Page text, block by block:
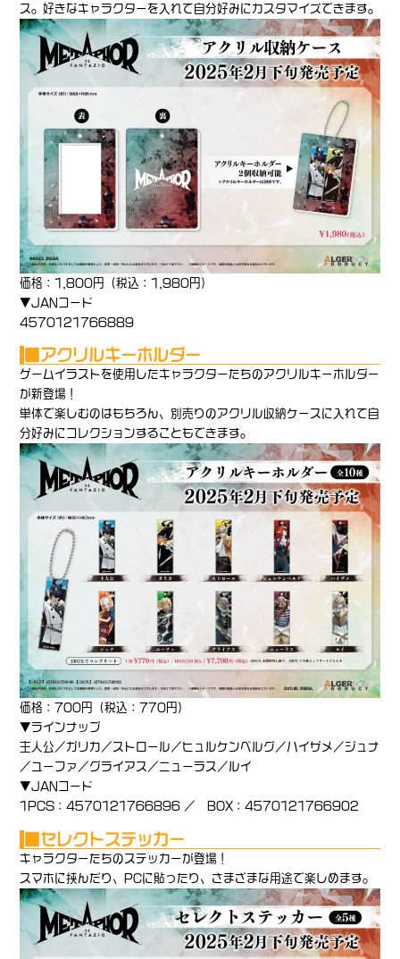
ス。好きなキャラクターを入れて自分好みにカスタマイズできます。
価格：1,800円（税込：1,980円）
▼JANコード
4570121766889
アクリルキーホルダー
ゲームイラストを使用したキャラクターたちのアクリルキーホルダー
が新登場！
単体で楽しむのはもちろん、別売りのアクリル収納ケースに入れて自
分好みにコレクションすることもできます。
価格：700円（税込：770円）
▼ラインナップ
主人公／ガリカ／ストロール／ヒュルケンベルグ／ハイザメ／ジュナ
／ユーファ／グライアス／ニューラス／ルイ
▼JANコード
1PCS：4570121766896 ／ BOX：4570121766902
セレクトステッカー
キャラクターたちのステッカーが登場！
スマホに挟んだり、PCに貼ったり、さまざまな用途で楽しめます。